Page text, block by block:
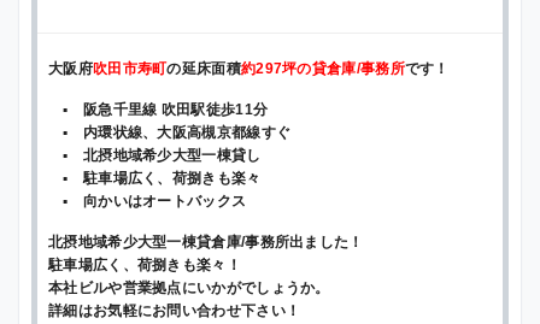
大阪府吹田市寿町の延床面積約297坪の貸倉庫/事務所です！
▪ 阪急千里線 吹田駅徒歩11分
▪ 内環状線、大阪高槻京都線すぐ
▪ 北摂地域希少大型一棟貸し
▪ 駐車場広く、荷捌きも楽々
▪ 向かいはオートバックス
北摂地域希少大型一棟貸倉庫/事務所出ました！
駐車場広く、荷捌きも楽々！
本社ビルや営業拠点にいかがでしょうか。
詳細はお気軽にお問い合わせ下さい！